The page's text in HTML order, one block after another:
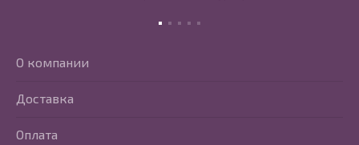
О компании
Доставка
Оплата